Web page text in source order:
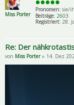
Miss Porter
Pronomen: sie/
Beiträge: 2603
Registriert: 28.
Re: Der
von Miss Porter» 14. Dez